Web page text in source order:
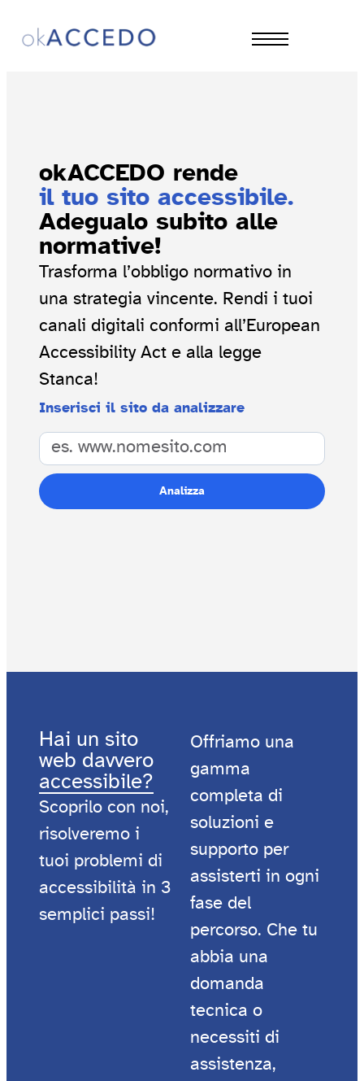
APPROFONDIMENTI
CONTATTI
okACCEDO rende
il tuo sito accessibile.
Adegualo subito alle
normative!
Trasforma l’obbligo normativo in
una strategia vincente. Rendi i tuoi
canali digitali conformi all’European
Accessibility Act e alla legge
Stanca!
Inserisci il sito da analizzare
Analizza
Hai un sito
web davvero
accessibile?
Scoprilo con noi,
risolveremo i
tuoi problemi di
accessibilità in 3
semplici passi!
Offriamo una
gamma
completa di
soluzioni e
supporto per
assisterti in ogni
fase del
percorso. Che tu
abbia una
domanda
tecnica o
necessiti di
assistenza,